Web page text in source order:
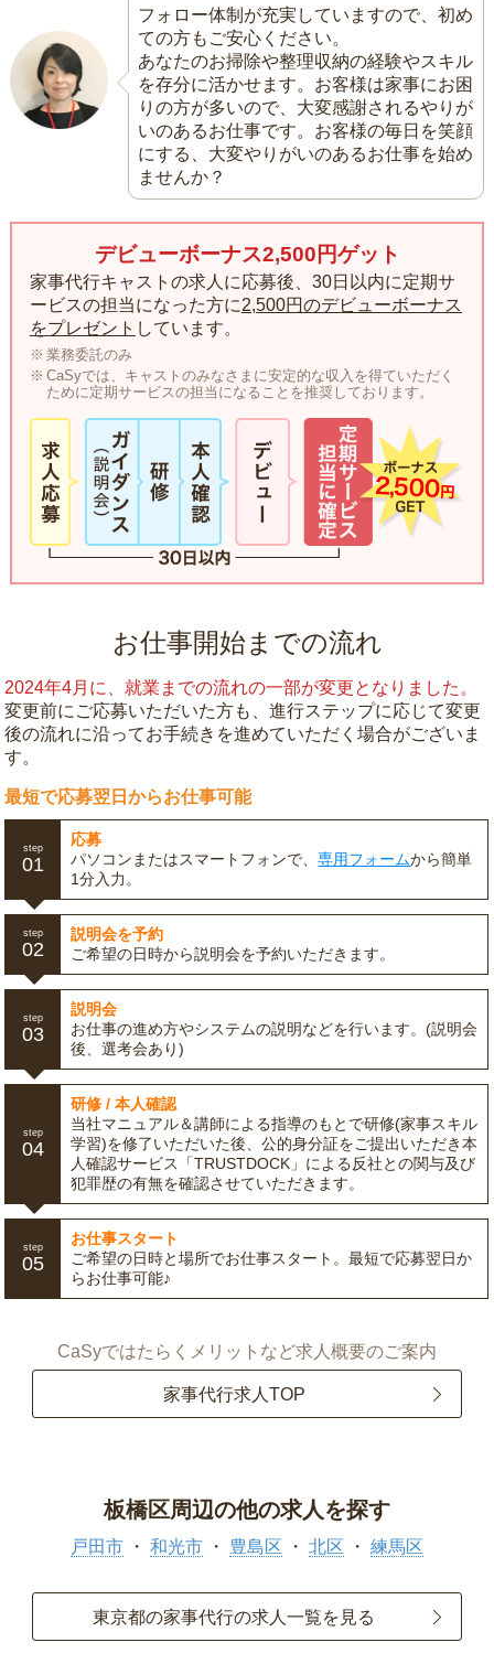
フォロー体制が充実していますので、初め
ての方もご安心ください。
あなたのお掃除や整理収納の経験やスキル
を存分に活かせます。お客様は家事にお困
りの方が多いので、大変感謝されるやりが
いのあるお仕事です。お客様の毎日を笑顔
にする、大変やりがいのあるお仕事を始め
ませんか？
デビューボーナス2,500円ゲット
家事代行キャストの求人に応募後、30日以内に定期サ
ービスの担当になった方に2,500円のデビューボーナス
をプレゼント しています。
業務委託のみ
CaSyでは、キャストのみなさまに安定的な収入を得ていただく
ために定期サービスの担当になることを推奨しております。
お仕事開始までの流れ
2024年4月に、就業までの流れの一部が変更となりました。
変更前にご応募いただいた方も、進行ステップに応じて変更
後の流れに沿ってお手続きを進めていただく場合がございま
す。
最短で応募翌日からお仕事可能
step
01
応募
パソコンまたはスマートフォンで、専用フォームから簡単
1分入力。
step
02
説明会を予約
ご希望の日時から説明会を予約いただきます。
step
03
説明会
お仕事の進め方やシステムの説明などを行います。(説明会
後、選考会あり)
step
04
研修 / 本人確認
当社マニュアル＆講師による指導のもとで研修(家事スキル
学習)を修了いただいた後、公的身分証をご提出いただき本
人確認サービス「TRUSTDOCK」による反社との関与及び
犯罪歴の有無を確認させていただきます。
step
05
お仕事スタート
ご希望の日時と場所でお仕事スタート。最短で応募翌日か
らお仕事可能♪
CaSyではたらくメリットなど求人概要のご案内
家事代行求人TOP
板橋区周辺の他の求人を探す
戸田市 和光市 豊島区 北区 練馬区
東京都の家事代行の求人一覧を見る